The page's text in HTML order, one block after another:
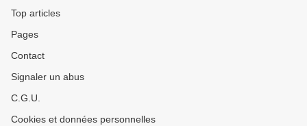
Top articles
Pages
Contact
Signaler un abus
C.G.U.
Cookies et données personnelles